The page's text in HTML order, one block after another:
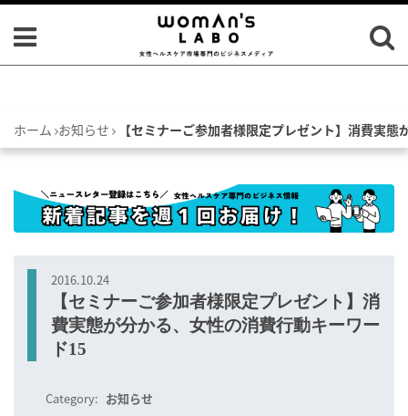
ホーム お知らせ 【セミナーご参加者様限定プレゼント】消費実
2016.10.24
【セミナーご参加者様限定プレゼント】消
費実態が分かる、女性の消費行動キーワー
ド15
Category: お知らせ